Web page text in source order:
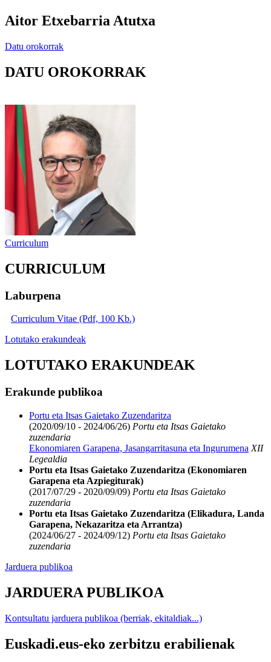
Aitor Etxebarria Atutxa
Datu orokorrak
DATU OROKORRAK
Curriculum
CURRICULUM
Laburpena
Curriculum Vitae (Pdf, 100 Kb.)
Lotutako erakundeak
LOTUTAKO ERAKUNDEAK
Erakunde publikoa
Portu eta Itsas Gaietako Zuzendaritza
(2020/09/10 - 2024/06/26) Portu eta Itsas Gaietako
zuzendaria
Ekonomiaren Garapena, Jasangarritasuna eta Ingurumena XII
Legealdia
Portu eta Itsas Gaietako Zuzendaritza (Ekonomiaren
Garapena eta Azpiegiturak)
(2017/07/29 - 2020/09/09) Portu eta Itsas Gaietako
zuzendaria
Portu eta Itsas Gaietako Zuzendaritza (Elikadura, Landa
Garapena, Nekazaritza eta Arrantza)
(2024/06/27 - 2024/09/12) Portu eta Itsas Gaietako
zuzendaria
Jarduera publikoa
JARDUERA PUBLIKOA
Kontsultatu jarduera publikoa (berriak, ekitaldiak...)
Euskadi.eus-eko zerbitzu erabilienak